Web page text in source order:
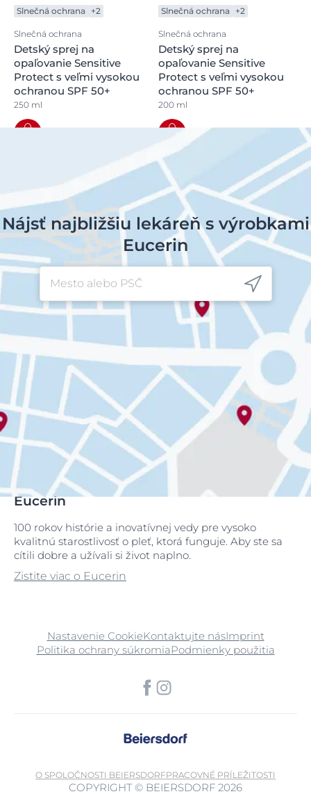
Slnečná ochrana +2
Slnečná ochrana
Detský sprej na
opaľovanie Sensitive
Protect s veľmi vysokou
ochranou SPF 50+
250 ml
Slnečná ochrana +2
Slnečná ochrana
Detský sprej na
opaľovanie Sensitive
Protect s veľmi vysokou
ochranou SPF 50+
200 ml
Kúpiť
Nájsť najbližšiu lekáreň s výrobkami
Eucerin
Eucerin
100 rokov histórie a inovatívnej vedy pre vysoko
kvalitnú starostlivosť o pleť, ktorá funguje. Aby ste sa
cítili dobre a užívali si život naplno.
Zistite viac o Eucerin
Nastavenie CookieKontaktujte násImprint
Politika ochrany súkromiaPodmienky použitia
O SPOLOČNOSTI BEIERSDORFPRACOVNÉ PRÍLEŽITOSTI
COPYRIGHT © BEIERSDORF 2026